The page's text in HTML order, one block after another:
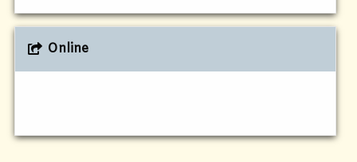
Online